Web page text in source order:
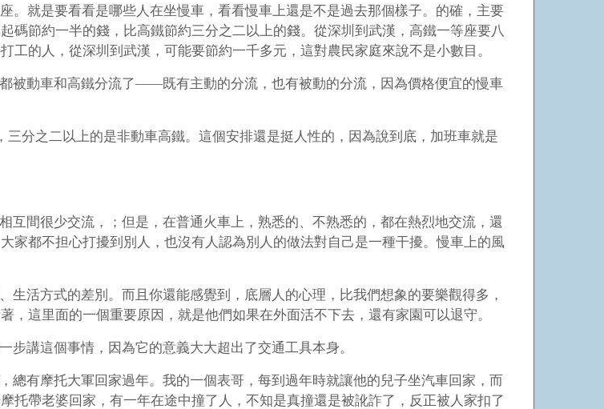
。就是要看看是哪些人在坐慢車，看看慢車上還是不是過去那個樣子。的確，主要
碼節約一半的錢，比高鐵節約三分之二以上的錢。從深圳到武漢，高鐵一等座要八
的人，從深圳到武漢，可能要節約一千多元，這對農民家庭來說不是小數目。
被動車和高鐵分流了——既有主動的分流，也有被動的分流，因為價格便宜的慢車
分之二以上的是非動車高鐵。這個安排還是挺人性的，因為說到底，加班車就是
互間很少交流，；但是，在普通火車上，熟悉的、不熟悉的，都在熱烈地交流，還
家都不担心打擾到別人，也沒有人認為別人的做法對自己是一種干擾。慢車上的風
活方式的差別。而且你還能感覺到，底層人的心理，比我們想象的要樂觀得多，
這里面的一個重要原因，就是他們如果在外面活不下去，還有家園可以退守。
講這個事情，因為它的意義大大超出了交通工具本身。
總有摩托大軍回家過年。我的一個表哥，每到過年時就讓他的兒子坐汽車回家，而
托帶老婆回家，有一年在途中撞了人，不知是真撞還是被訛詐了，反正被人家扣了